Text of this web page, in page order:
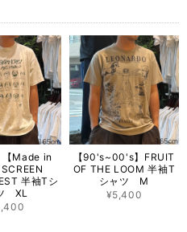
【Made in
半袖Tシ
XL
【90's~00's】FRUIT
OF THE LOOM 半袖T
シャツ M
¥5,400